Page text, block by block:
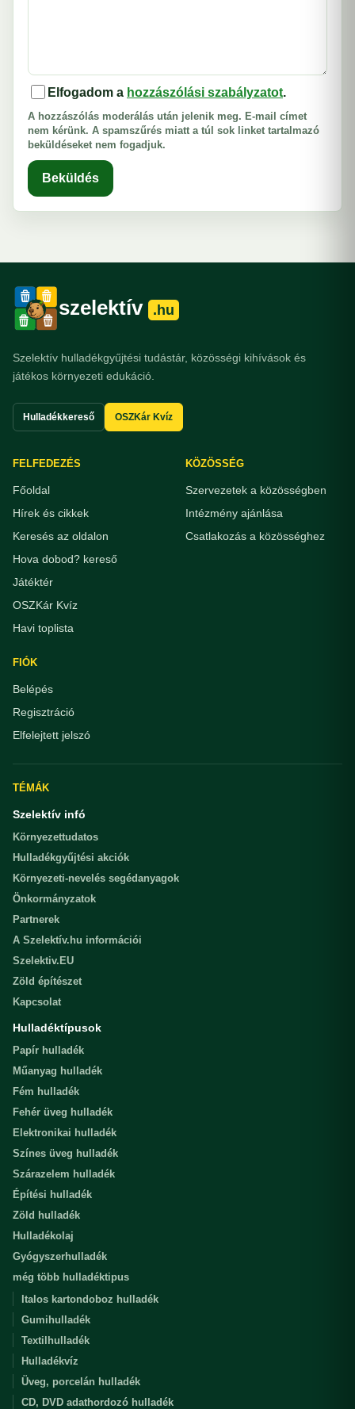
Elfogadom a hozzászólási szabályzatot.
A hozzászólás moderálás után jelenik meg. E-mail címet
nem kérünk. A spamszűrés miatt a túl sok linket tartalmazó
beküldéseket nem fogadjuk.
Beküldés
szelektív .hu
Szelektív hulladékgyűjtési tudástár, közösségi kihívások és
játékos környezeti edukáció.
Hulladékkereső OSZKár Kvíz
FELFEDEZÉS
Főoldal
Hírek és cikkek
Keresés az oldalon
Hova dobod? kereső
Játéktér
OSZKár Kvíz
Havi toplista
KÖZÖSSÉG
Szervezetek a közösségben
Intézmény ajánlása
Csatlakozás a közösséghez
FIÓK
Belépés
Regisztráció
Elfelejtett jelszó
TÉMÁK
Szelektív infó
Környezettudatos
Hulladékgyűjtési akciók
Környezeti-nevelés segédanyagok
Önkormányzatok
Partnerek
A Szelektív.hu információi
Szelektiv.EU
Zöld építészet
Kapcsolat
Hulladéktípusok
Papír hulladék
Műanyag hulladék
Fém hulladék
Fehér üveg hulladék
Elektronikai hulladék
Színes üveg hulladék
Szárazelem hulladék
Építési hulladék
Zöld hulladék
Hulladékolaj
Gyógyszerhulladék
még több hulladéktipus
Italos kartondoboz hulladék
Gumihulladék
Textilhulladék
Hulladékvíz
Üveg, porcelán hulladék
CD, DVD adathordozó hulladék